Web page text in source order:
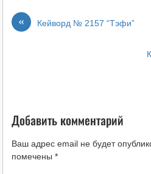
« Кейворд № 2157 “Тэфи”
Добавить комментарий
Ваш адрес email не будет
помечены *